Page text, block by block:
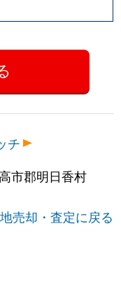
チ
市郡明日香村
売却・査定に戻る